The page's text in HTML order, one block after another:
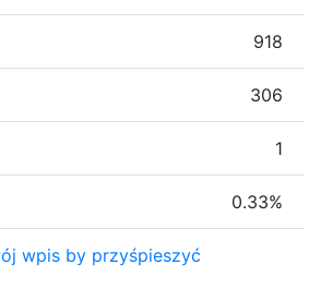
918
306
1
0.33%
wpis by przyśpieszyć